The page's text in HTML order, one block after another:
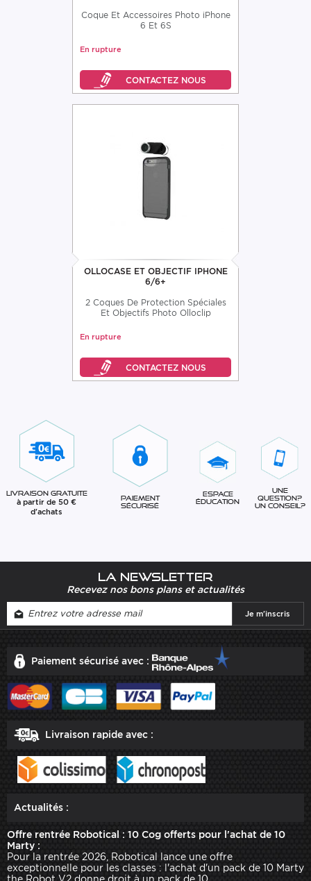
Coque Et Accessoires Photo iPhone
6 Et 6S
En rupture
OLLOCASE ET OBJECTIF IPHONE
6/6+
2 Coques De Protection Spéciales
Et Objectifs Photo Olloclip
En rupture
Livraison gratuite
à partir de 50 €
d'achats
Paiement
sécurisé
Espace
éducation
Une
question?
Un conseil?
La newsletter
Recevez nos bons plans et actualités
Paiement sécurisé avec :
Livraison rapide avec :
Actualités :
Offre rentrée Robotical : 10 Cog offerts pour l'achat de 10
Marty :
Pour la rentrée 2026, Robotical lance une offre
exceptionnelle pour les classes : l'achat d'un pack de 10 Marty